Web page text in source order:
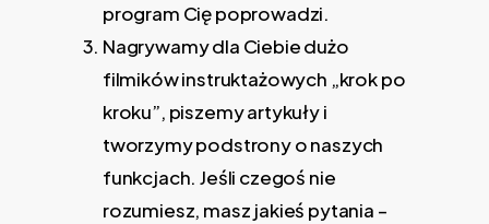
program Cię poprowadzi.
Nagrywamy dla Ciebie dużo
filmików instruktażowych „krok po
kroku”, piszemy artykuły i
tworzymy podstrony o naszych
funkcjach. Jeśli czegoś nie
rozumiesz, masz jakieś pytania –